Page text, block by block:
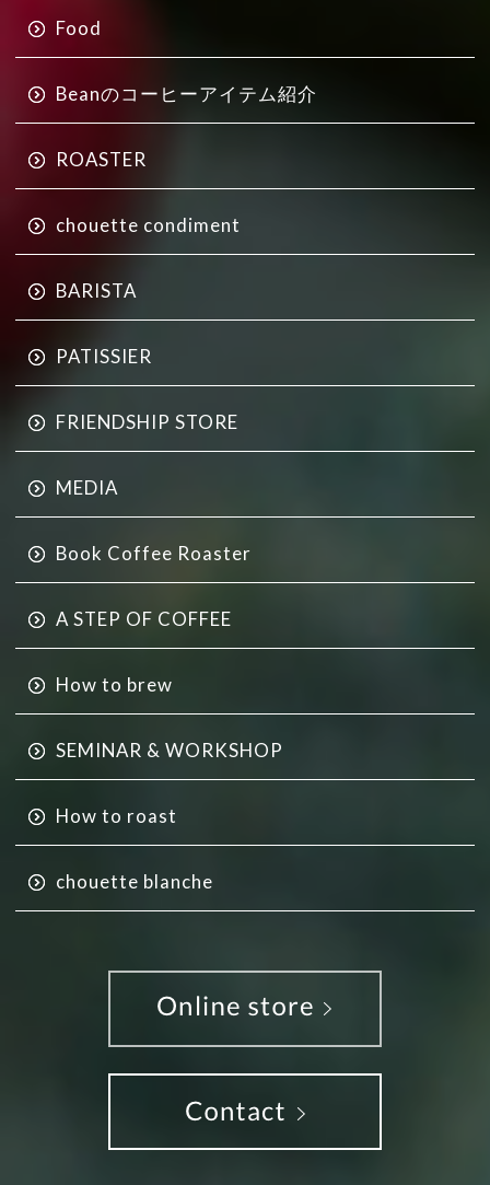
Food
Beanのコーヒーアイテム紹介
ROASTER
chouette condiment
BARISTA
PATISSIER
FRIENDSHIP STORE
MEDIA
Book Coffee Roaster
A STEP OF COFFEE
How to brew
SEMINAR & WORKSHOP
How to roast
chouette blanche